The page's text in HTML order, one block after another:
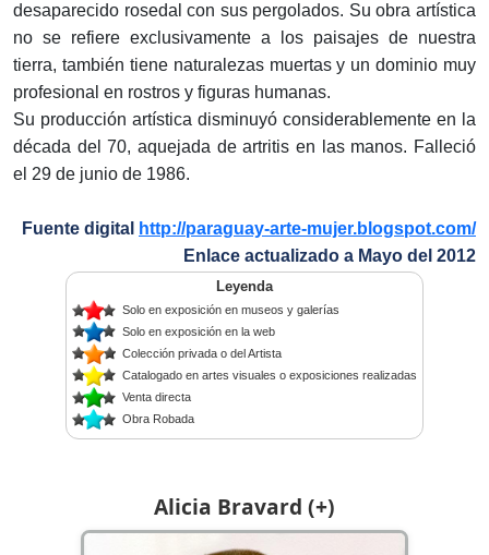
Alicia Bravard (+)
desaparecido rosedal con sus pergolados. Su obra artística
no se refiere exclusivamente a los paisajes de nuestra
tierra, también tiene naturalezas muertas y un dominio muy
profesional en rostros y figuras humanas.
Su producción artística disminuyó considerablemente en la
década del 70, aquejada de artritis en las manos. Falleció
el 29 de junio de 1986.
Fuente digital
http://paraguay-arte-mujer.blogspot.com/
Enlace actualizado a Mayo del 2012
Leyenda
Solo en exposición en museos y galerías
Solo en exposición en la web
Colección privada o del Artista
Catalogado en artes visuales o exposiciones realizadas
Venta directa
Obra Robada